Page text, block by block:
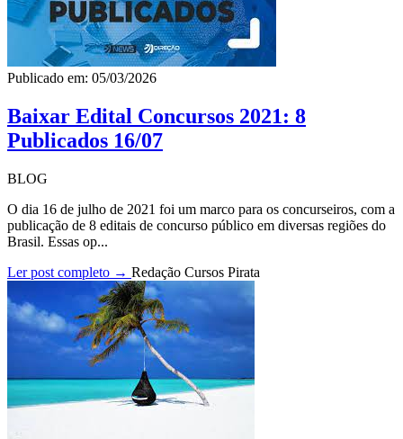
Publicado em: 05/03/2026
Baixar Edital Concursos 2021: 8
Publicados 16/07
BLOG
O dia 16 de julho de 2021 foi um marco para os concurseiros, com a
publicação de 8 editais de concurso público em diversas regiões do
Brasil. Essas op...
Ler post completo → Redação Cursos Pirata